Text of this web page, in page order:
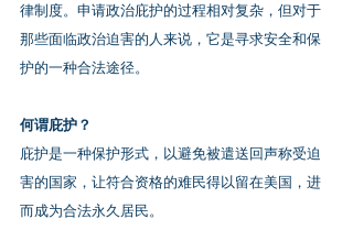
律制度。申请政治庇护的过程相对复杂，但对于
那些面临政治迫害的人来说，它是寻求安全和保
护的一种合法途径。
何谓庇护？
庇护是一种保护形式，以避免被遣送回声称受迫
害的国家，让符合资格的难民得以留在美国，进
而成为合法永久居民。